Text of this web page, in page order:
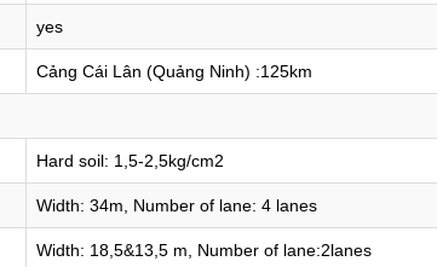
yes
Cảng Cái Lân (Quảng Ninh) :125km
Hard soil: 1,5-2,5kg/cm2
Width: 34m, Number of lane: 4 lanes
Width: 18,5&13,5 m, Number of lane:2lanes